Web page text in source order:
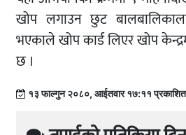
खोप लगाउन छुट
भएकाले खोप कार्ड लिएर खोप
छ ।
१३ फाल्गुन २०८०, आईतवार १७:११ प्रकाशित